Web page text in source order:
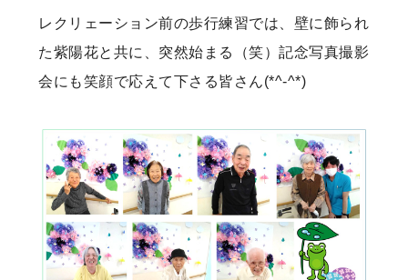
レクリェーション前の歩行練習では、壁に飾られ
た紫陽花と共に、突然始まる（笑）記念写真撮影
会にも笑顔で応えて下さる皆さん(*^-^*)